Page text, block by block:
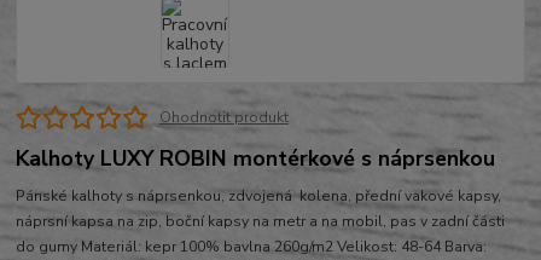
Ohodnotit produkt
Kalhoty LUXY ROBIN montérkové s náprsenkou
Pánské kalhoty s náprsenkou, zdvojená kolena, přední vakové kapsy,
náprsní kapsa na zip, boční kapsy na metr a na mobil, pas v zadní části
do gumy Materiál: kepr 100% bavlna 260g/m2 Velikost: 48-64 Barva: